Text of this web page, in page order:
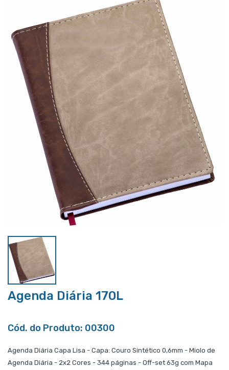
Agenda Diária 170L
Cód. do Produto: 00300
Agenda Diária Capa Lisa - Capa: Couro Sintético 0,6mm - Miolo de
Agenda Diária - 2x2 Cores - 344 páginas - Off-set 63g com Mapa